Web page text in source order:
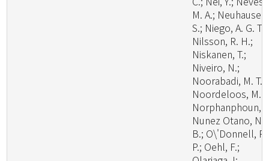
M. A.; Neuhauser,
S.; Niego, A. G. T.;
Nilsson, R. H.;
Niskanen, T.;
Niveiro, N.;
Noorabadi, M. T.;
Noordeloos, M.
Norphanphoun,
Nunez Otano, N.
B.; O\'Donnell, R.
P.; Oehl, F.;